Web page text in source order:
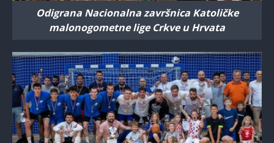
Odigrana Nacionalna završnica Katoličke
malonogometne lige Crkve u Hrvata